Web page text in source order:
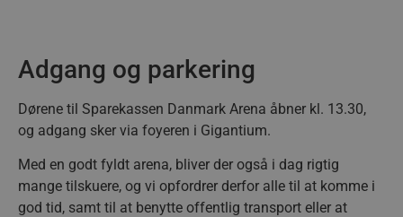
Adgang og parkering
Dørene til Sparekassen Danmark Arena åbner kl. 13.30,
og adgang sker via foyeren i Gigantium.
Med en godt fyldt arena, bliver der også i dag rigtig
mange tilskuere, og vi opfordrer derfor alle til at komme i
god tid, samt til at benytte offentlig transport eller at